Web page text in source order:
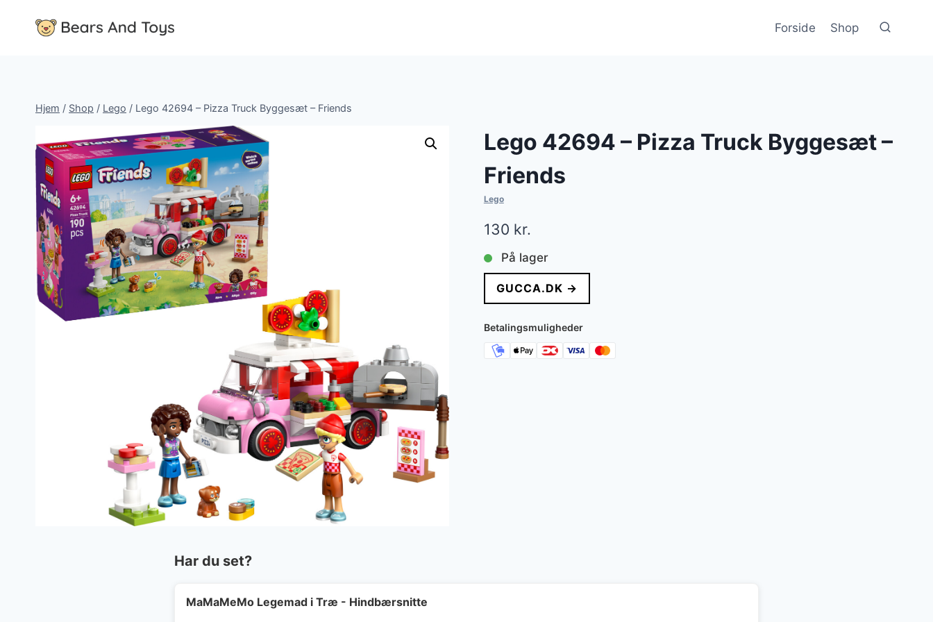
Forside Shop
Hjem / Shop / Lego / Lego 42694 – Pizza Truck Byggesæt – Friends
Lego 42694 – Pizza Truck Byggesæt –
Friends
Lego
130 kr.
På lager
GUCCA.DK →
Betalingsmuligheder
Har du set?
MaMaMeMo Legemad i Træ - Hindbærsnitte